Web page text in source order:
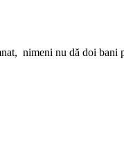
nimeni nu dă doi bani